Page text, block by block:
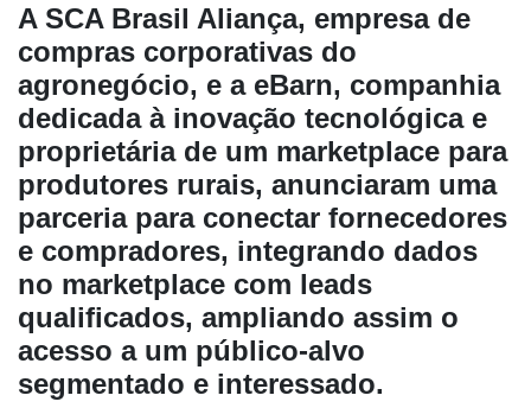
se
Minha
conta
Notícias
Destaque
Mercado
Troca
Cadeira
A SCA Brasil Aliança, empresa de
compras corporativas do
agronegócio, e a eBarn, companhia
dedicada à inovação tecnológica e
proprietária de um marketplace para
produtores rurais, anunciaram uma
parceria para conectar fornecedores
e compradores, integrando dados
no marketplace com leads
qualificados, ampliando assim o
acesso a um público-alvo
segmentado e interessado.